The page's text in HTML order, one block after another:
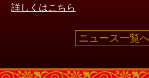
詳しくはこちら
ニュース一覧